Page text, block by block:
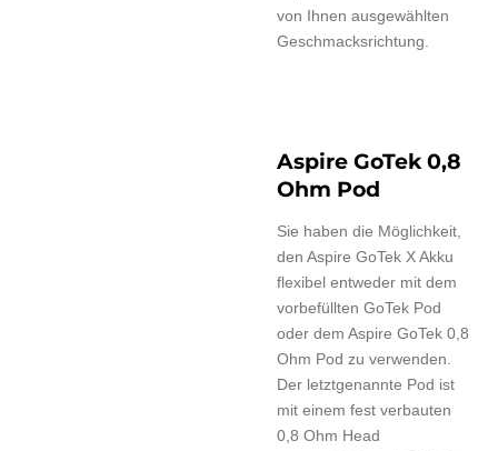
von Ihnen ausgewählten
Geschmacksrichtung.
Aspire GoTek 0,8
Ohm Pod
Sie haben die Möglichkeit,
den Aspire GoTek X Akku
flexibel entweder mit dem
vorbefüllten GoTek Pod
oder dem Aspire GoTek 0,8
Ohm Pod zu verwenden.
Der letztgenannte Pod ist
mit einem fest verbauten
0,8 Ohm Head